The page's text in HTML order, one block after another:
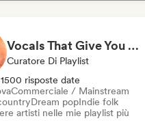
Vocals That Give You Chills
Curatore Di Playlist
risposte date
Commerciale / Mainstream
Dream popIndie folk
artisti nelle mie playlist più